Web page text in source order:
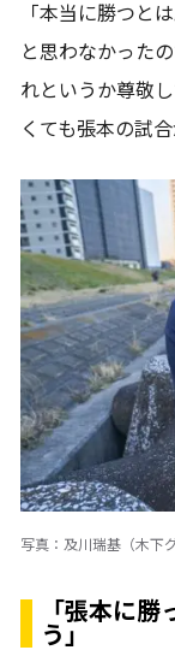
「本当に勝つと
と思わなかった
れというか尊敬
くても張本の試
写真：及川瑞基（木下
「張本に
う」